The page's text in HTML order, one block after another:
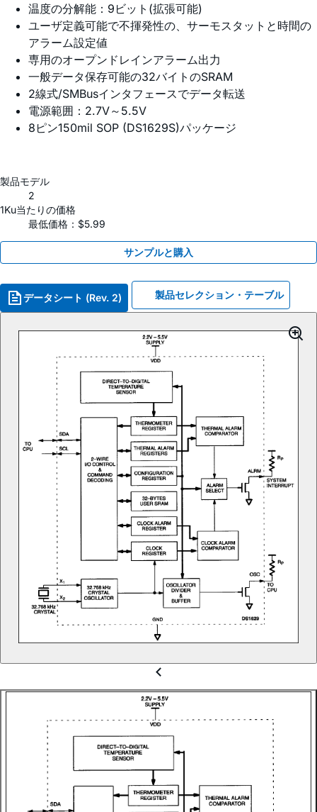
温度の分解能：9ビット(拡張可能)
ユーザ定義可能で不揮発性の、サーモスタットと時間の
アラーム設定値
専用のオープンドレインアラーム出力
一般データ保存可能の32バイトのSRAM
2線式/SMBusインタフェースでデータ転送
電源範囲：2.7V～5.5V
8ピン150mil SOP (DS1629S)パッケージ
製品モデル
2
1Ku当たりの価格
最低価格：$5.99
サンプルと購入
データシート (Rev. 2) 製品セレクション・テーブル